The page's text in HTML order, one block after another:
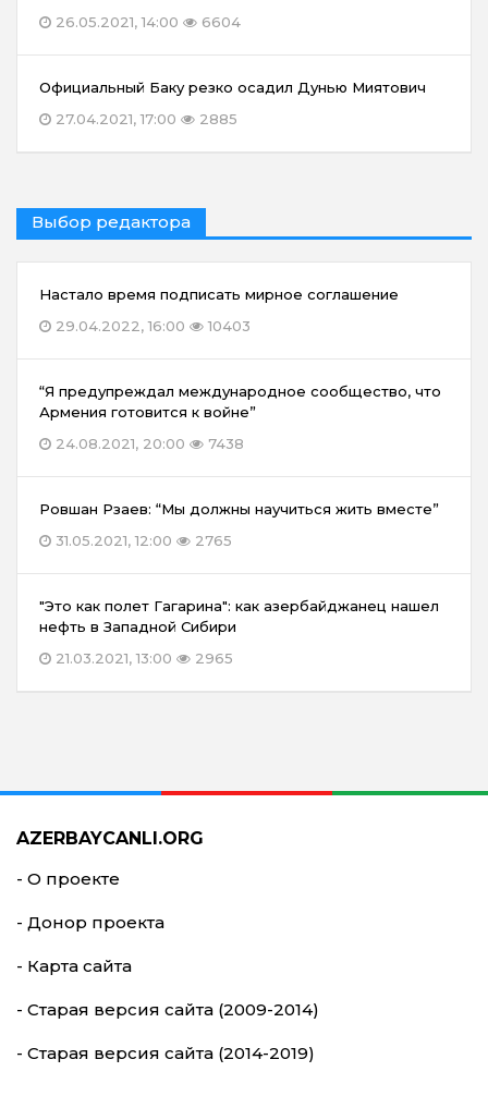
26.05.2021, 14:00
6604
Официальный Баку резко осадил Дунью Миятович
27.04.2021, 17:00
2885
Выбор редактора
Настало время подписать мирное соглашение
29.04.2022, 16:00
10403
“Я предупреждал международное сообщество, что
Армения готовится к войне”
24.08.2021, 20:00
7438
Ровшан Рзаев: “Мы должны научиться жить вместе”
31.05.2021, 12:00
2765
"Это как полет Гагарина": как азербайджанец нашел
нефть в Западной Сибири
21.03.2021, 13:00
2965
AZERBAYCANLI.ORG
- О проекте
- Донор проекта
- Карта сайта
- Старая версия сайта (2009-2014)
- Старая версия сайта (2014-2019)